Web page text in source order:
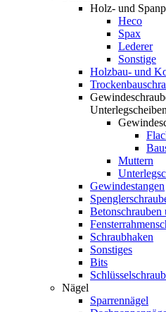
Holz- und
Heco
Spax
Lederer
Sonstige
Holzbau- und
Unterlegscheiben
Muttern
Gewindestangen
Betonschrauben
Schraubhaken
Sonstiges
Bits
Nägel
Sparrennägel